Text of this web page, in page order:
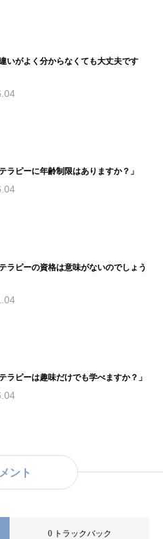
理念： "アロマテラピーを通じて、
身体の健康と美しさを引き出し、
（生活の質）の向上に貢献する"と
の経験と知識を活かし、心と体の健
献しています。
違いがよく分からなくても大丈夫です
ラピーに年齢制限はありますか？」
テラピーの資格は意味がないのでしょう
ラピーは趣味だけでも学べますか？」
ント
0 トラックバック